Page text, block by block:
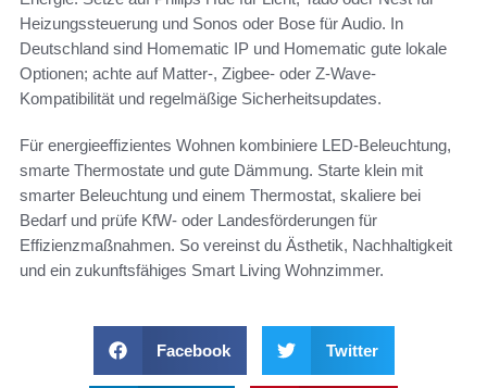
Heizungssteuerung und Sonos oder Bose für Audio. In
Deutschland sind Homematic IP und Homematic gute lokale
Optionen; achte auf Matter-, Zigbee- oder Z-Wave-
Kompatibilität und regelmäßige Sicherheitsupdates.
Für energieeffizientes Wohnen kombiniere LED-Beleuchtung,
smarte Thermostate und gute Dämmung. Starte klein mit
smarter Beleuchtung und einem Thermostat, skaliere bei
Bedarf und prüfe KfW- oder Landesförderungen für
Effizienzmaßnahmen. So vereinst du Ästhetik, Nachhaltigkeit
und ein zukunftsfähiges Smart Living Wohnzimmer.
Facebook Twitter